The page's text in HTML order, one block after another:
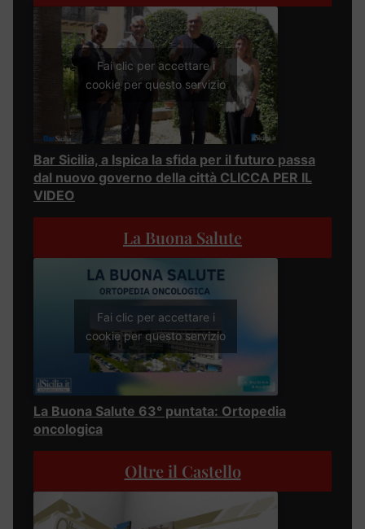
Fai clic per accettare i
cookie per questo servizio
Bar Sicilia, a Ispica la sfida per il futuro passa
dal nuovo governo della città CLICCA PER IL
VIDEO
La Buona Salute
Fai clic per accettare i
cookie per questo servizio
La Buona Salute 63° puntata: Ortopedia
oncologica
Oltre il Castello